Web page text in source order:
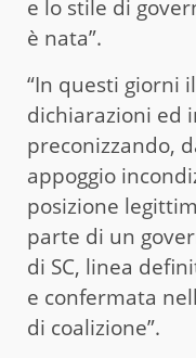
e lo stile di
è nata”.
“In questi giorni
dichiarazioni ed
preconizzando,
appoggio
posizione
parte di un
di SC, linea
e confermata
di coalizione”.